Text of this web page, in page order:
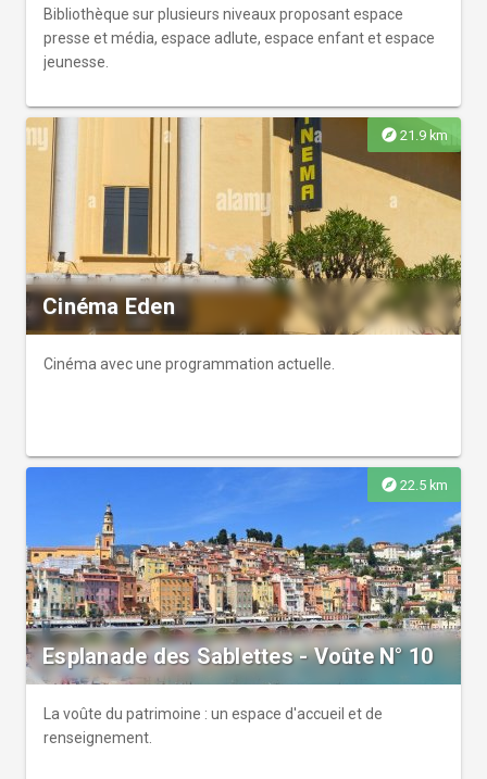
Bibliothèque sur plusieurs niveaux proposant espace
presse et média, espace adlute, espace enfant et espace
jeunesse.
explore 21.9 km
Cinéma Eden
Cinéma avec une programmation actuelle.
explore 22.5 km
Esplanade des Sablettes - Voûte N° 10
La voûte du patrimoine : un espace d'accueil et de
renseignement.